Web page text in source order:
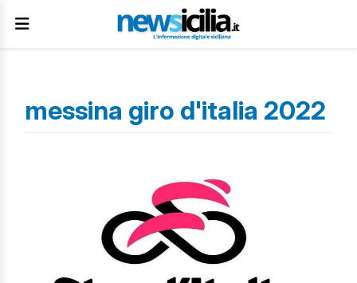
messina giro d'italia 2022